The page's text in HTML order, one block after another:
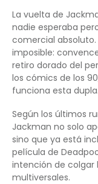
La vuelta de
nadie esperaba
comercial absoluto.
imposible:
retiro dorado del
los cómics de los
funciona esta dupla.
Según los últimos
Jackman no solo
sino que ya está
película de
intención de colgar
multiversales.